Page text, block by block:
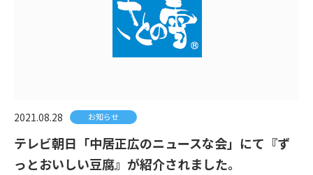
2021.08.28 お知らせ
テレビ朝日「中居正広のニュースな会」にて『ず
っとおいしい豆腐』が紹介されました。